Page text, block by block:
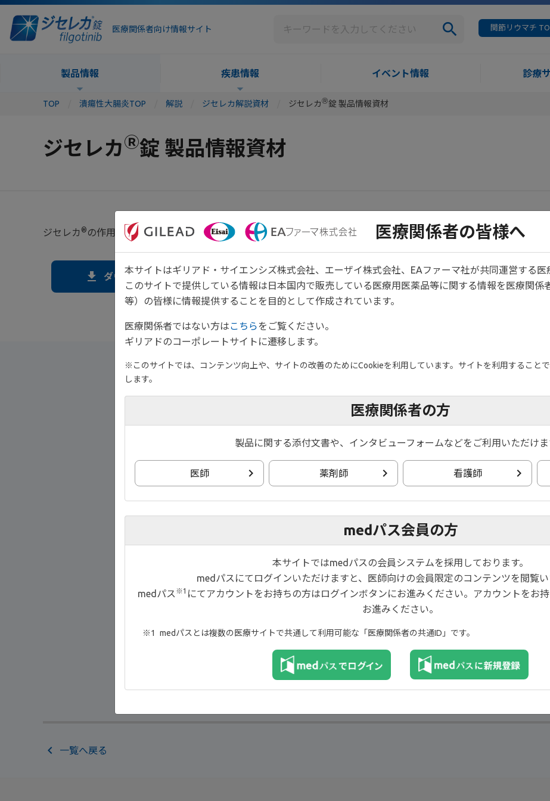
医療関係者向け情報サイト 関節リウマチ
製品情報 疾患情報 イベント情報 診療
TOP 潰瘍性大腸炎TOP 解説 ジセレカ解説資材 ジセレカⓇ錠 製品情報資材
ジセレカⓇ錠 製品情報資材
ジセレカ ® の作用機序や、中等症から重症の活動性潰瘍性大腸炎患者における国際共同第Ⅱb/Ⅲ相試験（用量探索試験）
download ダウンロード
download ダウンロード
一覧へ戻る
医療関係者の皆様へ
本サイトはギリアド・サイエンシズ株式会社、エーザイ株式会社、EAファーマ社が共同運営する医
このサイトで提供している情報は日本国内で販売している医療用医薬品等に関する情報を医療関係
等）の皆様に情報提供することを目的として作成されています。
医療関係者ではない方はこちら をご覧ください。
ギリアドのコーポレートサイトに遷移します。
※このサイトでは、コンテンツ向上や、サイトの改善のためにCookieを利用しています。サイトを利用すること
します。
医療関係者の方
製品に関する添付文書や、インタビューフォームなどをご利用いただけま
医師 薬剤師 看護師
medパス会員の方
本サイトではmedパスの会員システムを採用しております。
medパスにてログインいただけますと、医師向けの会員限定のコンテンツを閲覧い
medパス ※1 にてアカウントをお持ちの方はログインボタンにお進みください。アカウントをお
お進みください。
medパスとは複数の医療サイトで共通して利用可能な「医療関係者の共通ID」です。